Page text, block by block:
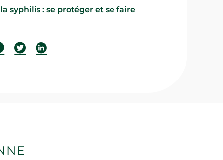
syphilis : se protéger et se faire